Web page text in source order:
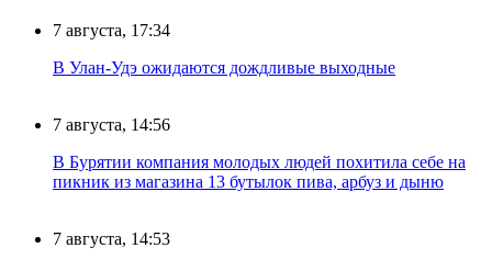
7 августа, 17:34
В Улан-Удэ ожидаются дождливые выходные
7 августа, 14:56
В Бурятии компания молодых людей похитила себе на
пикник из магазина 13 бутылок пива, арбуз и дыню
7 августа, 14:53